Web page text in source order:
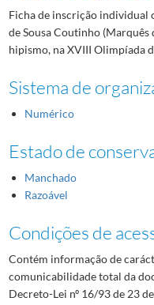
Ficha de inscrição
de Sousa Coutinho (Marquês
hipismo, na XVIII Olimpíada
Sistema de
Numérico
Estado de
Manchado
Razoável
Condições de
Contém informação de
comunicabilidade total da
Decreto-Lei nº 16/93 de 23 de